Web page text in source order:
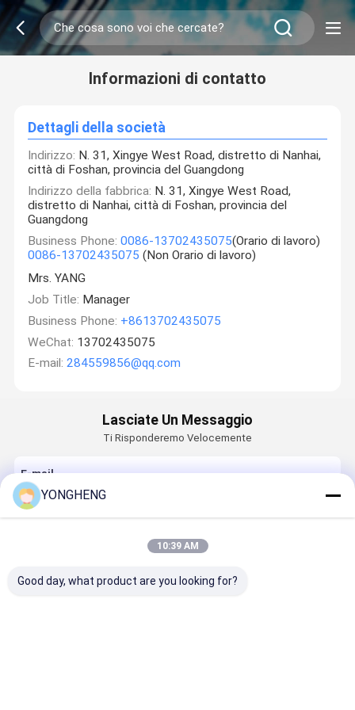
Informazioni di contatto
Dettagli della società
Indirizzo: N. 31, Xingye West Road, distretto di Nanhai,
città di Foshan, provincia del Guangdong
Indirizzo della fabbrica: N. 31, Xingye West Road,
distretto di Nanhai, città di Foshan, provincia del
Guangdong
Business Phone: 0086-13702435075(Orario di lavoro)
0086-13702435075 (Non Orario di lavoro)
Mrs. YANG
Job Title: Manager
Business Phone: +8613702435075
WeChat: 13702435075
E-mail: 284559856@qq.com
Lasciate Un Messaggio
Ti Risponderemo Velocemente
E-mail
YONGHENG
10:39 AM
Good day, what product are you looking for?